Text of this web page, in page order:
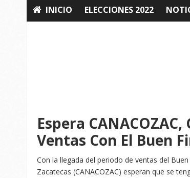
INICIO ELECCIONES 2022
Espera
Ventas Con El Buen
Con la llegada del periodo de ventas del
Zacatecas (CANACOZAC) esperan que se